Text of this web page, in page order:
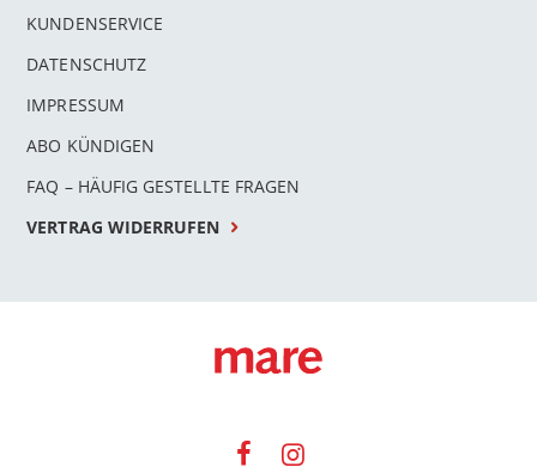
KUNDENSERVICE
DATENSCHUTZ
IMPRESSUM
ABO KÜNDIGEN
FAQ – HÄUFIG GESTELLTE FRAGEN
VERTRAG WIDERRUFEN